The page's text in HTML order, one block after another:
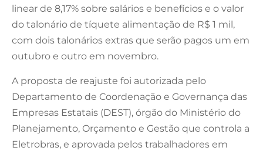
linear de 8,17% sobre salários e benefícios e o valor
do talonário de tíquete alimentação de R$ 1 mil,
com dois talonários extras que serão pagos um em
outubro e outro em novembro.
A proposta de reajuste foi autorizada pelo
Departamento de Coordenação e Governança das
Empresas Estatais (DEST), órgão do Ministério do
Planejamento, Orçamento e Gestão que controla a
Eletrobras, e aprovada pelos trabalhadores em